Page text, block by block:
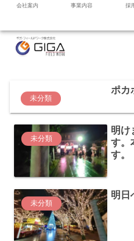
未分類
ポカ
未分類
明け
す。
す。
未分類
明日
会社案内 事業内容 採